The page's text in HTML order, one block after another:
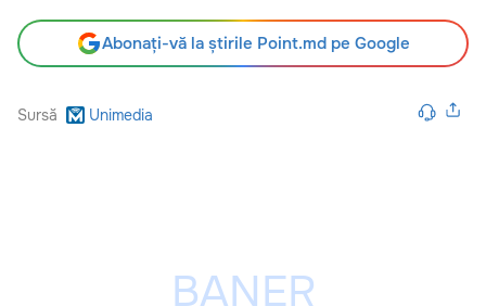
Abonați-vă la știrile Point.md pe Google
Sursă Unimedia